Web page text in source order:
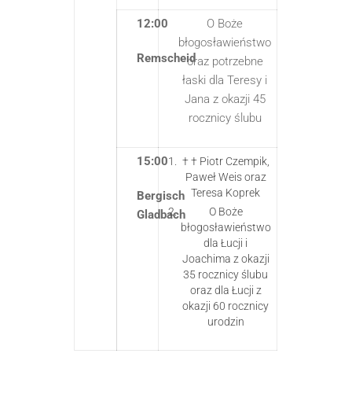
12:00
Remscheid
O Boże
błogosławieństwo
oraz potrzebne
łaski dla Teresy i
Jana z okazji 45
rocznicy ślubu
15:00
Bergisch
Gladbach
† † Piotr Czempik,
Paweł Weis oraz
Teresa Koprek
O Boże
błogosławieństwo
dla Łucji i
Joachima z okazji
35 rocznicy ślubu
oraz dla Łucji z
okazji 60 rocznicy
urodzin